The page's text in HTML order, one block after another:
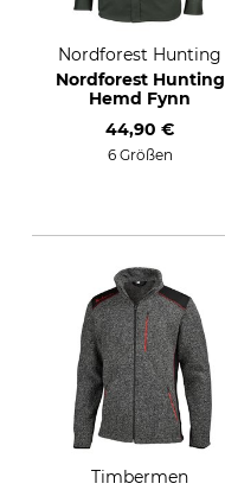
Nordforest Hunting
Nordforest Hunting
Hemd Fynn
44,90 €
6 Größen
Timbermen